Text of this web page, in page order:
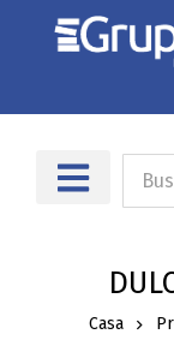
Casa